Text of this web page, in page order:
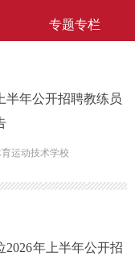
专题专栏
半年公开招聘教练员
运动技术学校
年上半年公开招